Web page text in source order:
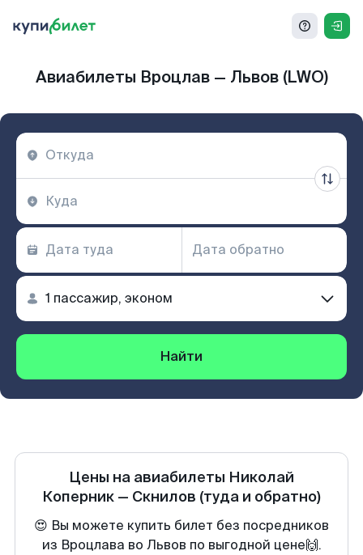
Авиабилеты Вроцлав — Львов (LWO)
Найти
Цены на авиабилеты Николай
Коперник — Скнилов (туда и обратно)
😍 Вы можете купить билет без посредников
из Вроцлава во Львов по выгодной цене🙌.